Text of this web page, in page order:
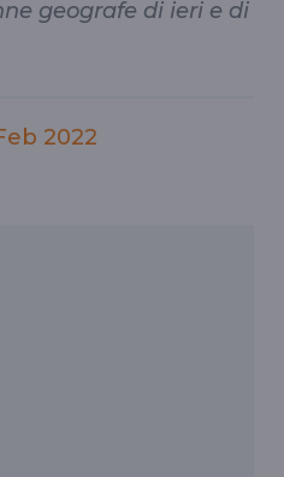
geografe di ieri e di
2022